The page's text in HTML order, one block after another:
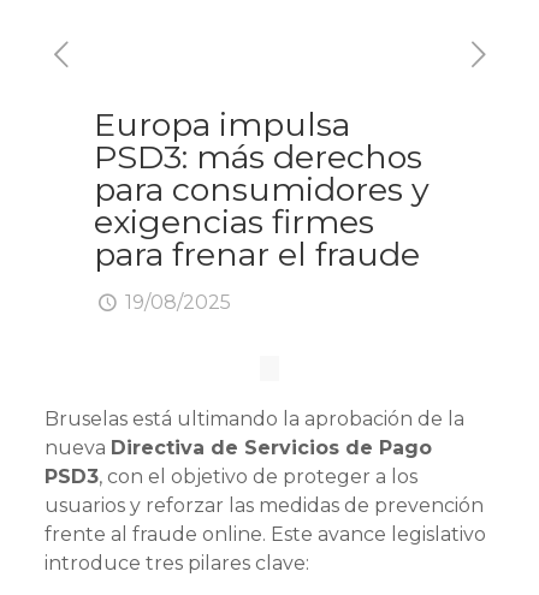
Europa impulsa
PSD3: más derechos
para consumidores y
exigencias firmes
para frenar el fraude
19/08/2025
Bruselas está ultimando la aprobación de la
nueva Directiva de Servicios de Pago
PSD3, con el objetivo de proteger a los
usuarios y reforzar las medidas de prevención
frente al fraude online. Este avance legislativo
introduce tres pilares clave: